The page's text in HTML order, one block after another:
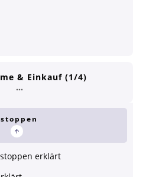
& Einkauf (1/4)
erklärt